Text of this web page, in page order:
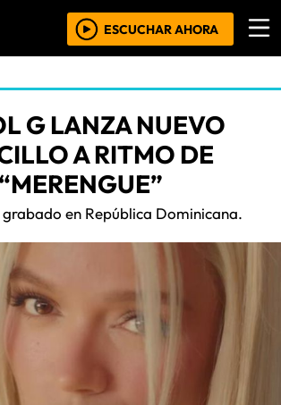
ESCUCHAR AHORA
G LANZA NUEVO
A RITMO DE
“MERENGUE”
en República Dominicana.